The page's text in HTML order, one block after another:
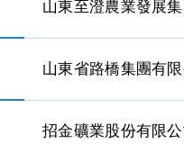
山東至澄農業發展
山東省路橋集團有
招金礦業股份有限